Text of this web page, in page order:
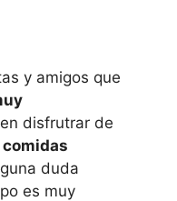
y amigos que
disfrutrar de
duda
es muy